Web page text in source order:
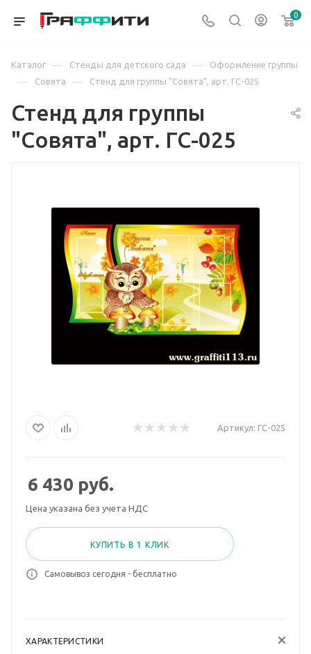
0
Каталог — Стенды для детского сада — Оформление группы
— Совята — Стенд для группы "Совята", арт. ГС-025
Стенд для группы
"Совята", арт. ГС-025
Артикул: ГС-025
6 430 руб.
Цена указана без учета НДС
КУПИТЬ В 1 КЛИК
Самовывоз сегодня - бесплатно
ХАРАКТЕРИСТИКИ